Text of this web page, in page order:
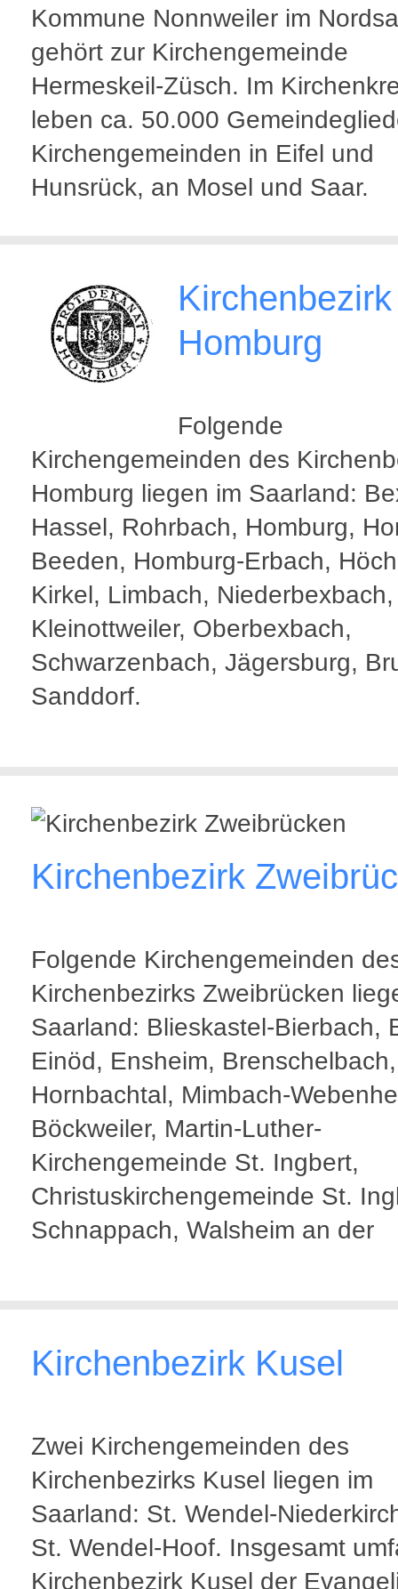
Kommune Nonnweiler im
gehört zur Kirchengemeinde
Hermeskeil-Züsch. Im
leben ca. 50.000
Kirchengemeinden in Eifel und
Hunsrück, an Mosel und Saar.
Kirchenbezirk
Homburg
Folgende
Kirchengemeinden des
Homburg liegen im Saarland:
Hassel, Rohrbach, Homburg,
Beeden, Homburg-Erbach,
Kirkel, Limbach, Niederbexbach,
Kleinottweiler, Oberbexbach,
Schwarzenbach, Jägersburg,
Sanddorf.
Kirchenbezirk
Folgende Kirchengemeinden
Kirchenbezirks Zweibrücken
Saarland: Blieskastel-Bierbach,
Einöd, Ensheim, Brenschelbach,
Hornbachtal, Mimbach-
Böckweiler, Martin-Luther-
Kirchengemeinde St. Ingbert,
Christuskirchengemeinde St.
Schnappach, Walsheim an der
Kirchenbezirk Kusel
Zwei Kirchengemeinden des
Kirchenbezirks Kusel liegen im
Saarland: St. Wendel-
St. Wendel-Hoof. Insgesamt
Kirchenbezirk Kusel der